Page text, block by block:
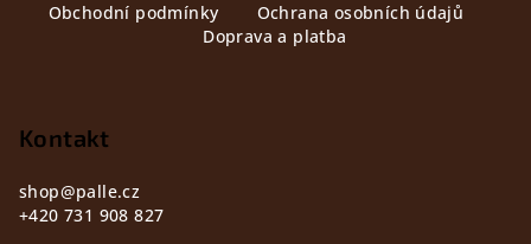
Obchodní podmínky
Ochrana osobních údajů
Doprava a platba
Kontakt
shop@palle.cz
+420 731 908 827